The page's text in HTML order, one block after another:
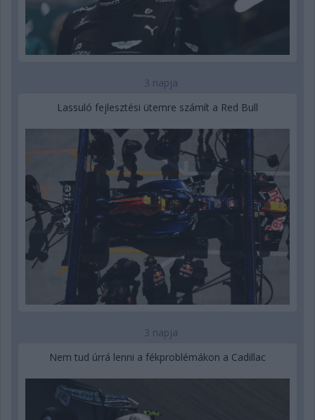
3 napja
Lassuló fejlesztési ütemre számít a Red Bull
3 napja
Nem tud úrrá lenni a fékproblémákon a Cadillac